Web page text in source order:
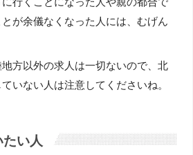
行くことになった人や親の都合で
が余儀なくなった人には、むげん
方以外の求人は一切ないので、北
いない人は注意してくださいね。
い人